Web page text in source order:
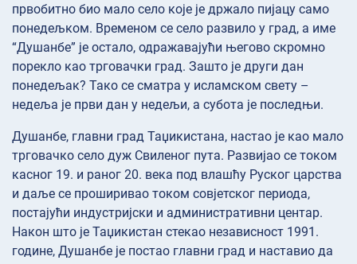
првобитно био мало село које је држало пијацу само
понедељком. Временом се село развило у град, а име
“Душанбе” је остало, одражавајући његово скромно
порекло као трговачки град. Зашто је други дан
понедељак? Тако се сматра у исламском свету –
недеља је први дан у недељи, а субота је последњи.
Душанбе, главни град Таџикистана, настао је као мало
трговачко село дуж Свиленог пута. Развијао се током
касног 19. и раног 20. века под влашћу Руског царства
и даље се проширивао током совјетског периода,
постајући индустријски и административни центар.
Након што је Таџикистан стекао независност 1991.
године, Душанбе је постао главни град и наставио да